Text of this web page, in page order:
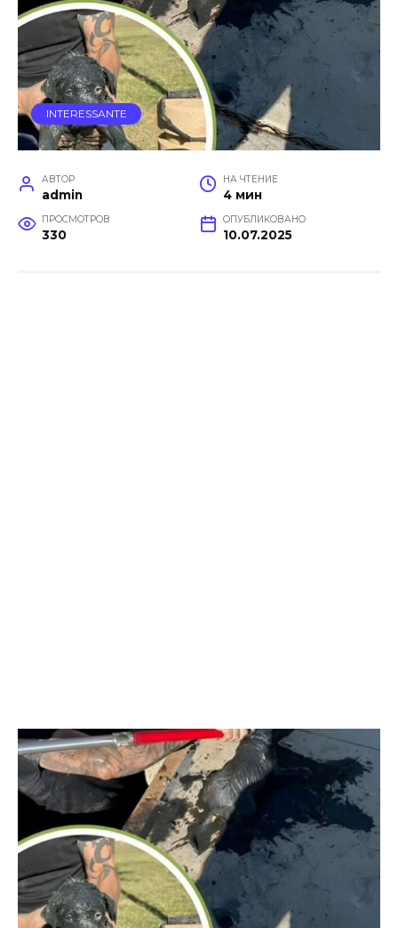
INTERESSANTE
АВТОР
admin
НА ЧТЕНИЕ
4 мин
ПРОСМОТРОВ
330
ОПУБЛИКОВАНО
10.07.2025